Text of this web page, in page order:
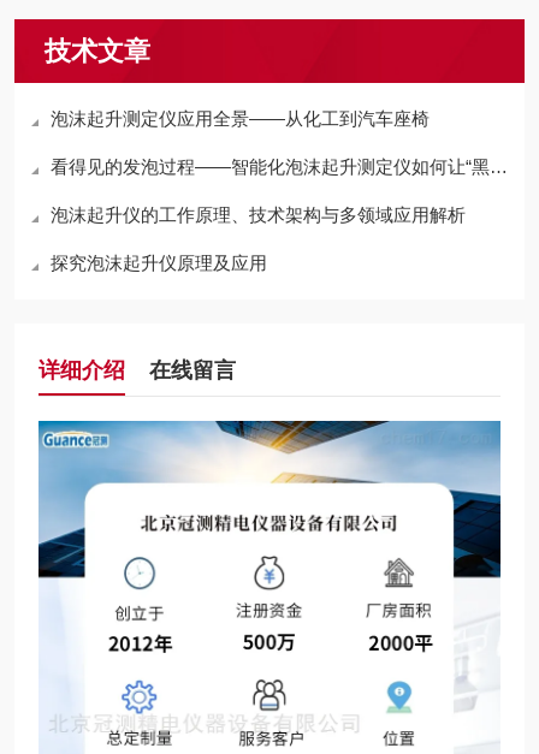
技术文章
泡沫起升测定仪应用全景——从化工到汽车座椅
看得见的发泡过程——智能化泡沫起升测定仪如何让“黑箱”变透明
泡沫起升仪的工作原理、技术架构与多领域应用解析
探究泡沫起升仪原理及应用
详细介绍 在线留言